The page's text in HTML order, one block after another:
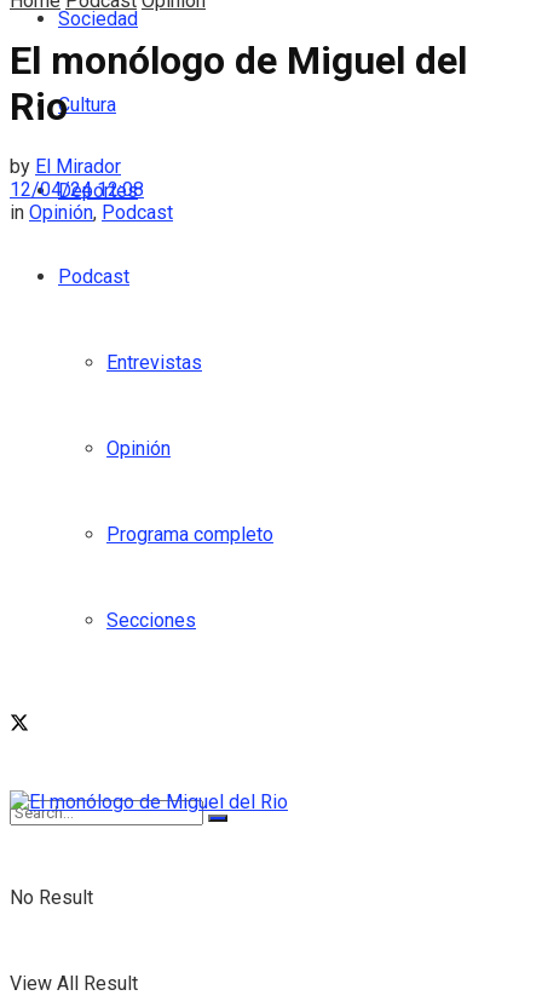
Sociedad
Cultura
Deportes
Podcast
Entrevistas
Opinión
Programa completo
Secciones
No Result
View All Result
El monólogo de Miguel del
Rio
by El Mirador
12/04/24 12:08
in Opinión, Podcast